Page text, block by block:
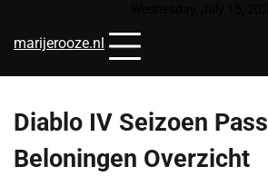
content
marijerooze.nl
Diablo IV Seizoen Pass
Beloningen Overzicht